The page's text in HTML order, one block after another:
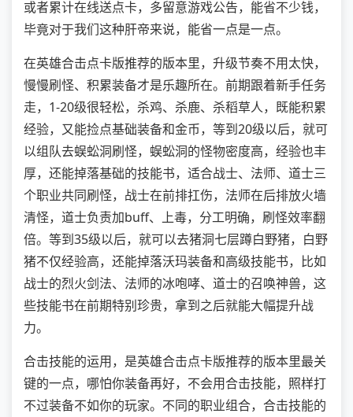
或者累计在线送点卡，多留意游戏公告，能省不少钱，
毕竟对于我们这种肝帝来说，能省一点是一点。
在英雄合击点卡版推荐的版本里，升级节奏不用太快，
慢慢刷怪、积累装备才是乐趣所在。前期跟着新手任务
走，1-20级很轻松，杀鸡、杀鹿、杀稻草人，既能积累
经验，又能捡点基础装备和金币，等到20级以后，就可
以组队去蜈蚣洞刷怪，蜈蚣洞的怪物密度高，经验也丰
厚，还能掉落基础的技能书，适合战士、法师、道士三
个职业共同刷怪，战士在前排扛伤，法师在后排放火墙
清怪，道士负责加buff、上毒，分工明确，刷怪效率翻
倍。等到35级以后，就可以去猪洞七层蹲白野猪，白野
猪不仅经验高，还能掉落沃玛装备和高级技能书，比如
战士的烈火剑法、法师的冰咆哮、道士的召唤神兽，这
些技能书在前期特别珍贵，拿到之后就能大幅提升战
力。
合击技能的运用，是英雄合击点卡版推荐的版本里最关
键的一点，哪怕你装备再好，不会用合击技能，照样打
不过装备不如你的玩家。不同的职业组合，合击技能的